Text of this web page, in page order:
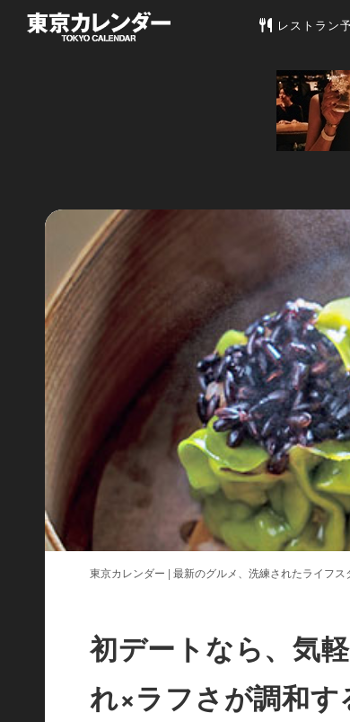
東京カレンダ
レストラン
東京カレンダー | 最新のグルメ、洗練されたライフス
初デートなら、気
れ×ラフさが調和す